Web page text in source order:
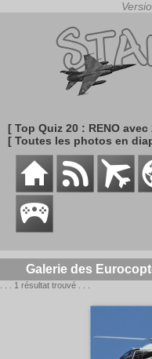
[ Top Quiz 20 : RENO avec
[ Toutes les photos en
Galerie des
. . . 1 résultat trouvé . . .